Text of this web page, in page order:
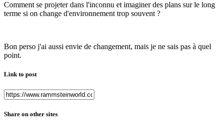
Comment se projeter dans l'inconnu et imaginer des plans sur le long
terme si on change d'environnement trop souvent ?
Bon perso j'ai aussi envie de changement, mais je ne sais pas à quel
point.
Link to post
Share on other sites